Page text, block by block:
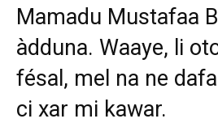
Mamadu Mustafaa
àdduna. Waaye, li
fésal, mel na ne
ci xar mi kawar.